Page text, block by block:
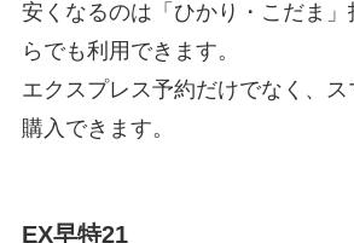
安くなるのは「ひかり・こだま
らでも利用できます。
エクスプレス予約だけでなく、ス
購入できます。
EX早特21